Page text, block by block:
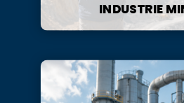
INDUSTRIE